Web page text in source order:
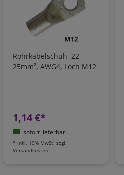
Rohrkabelschuh, 22-
25mm², AWG4, Loch M12
1,14 €*
sofort lieferbar
* inkl. 19% MwSt. zzgl.
Versandkosten